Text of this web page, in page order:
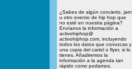
¿Sabes de algún concierto, jam
u otro evento de hip hop que
no esté en nuestra página?
Envíanos la información a
activohiphop@
activohiphop.com, incluyendo
todos los datos que conozcas y
una copia del cartel o flyer, si lo
tienes. Añadiremos la
información a la agenda tan
rápido como podamos.